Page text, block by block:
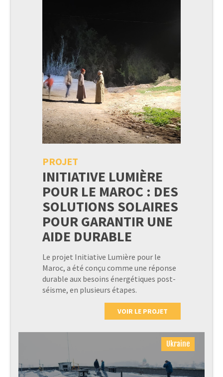
PROJET
INITIATIVE LUMIÈRE
POUR LE MAROC : DES
SOLUTIONS SOLAIRES
POUR GARANTIR UNE
AIDE DURABLE
Le projet Initiative Lumière pour le
Maroc, a été conçu comme une réponse
durable aux besoins énergétiques post-
séisme, en plusieurs étapes.
VOIR LE PROJET
Ukraine